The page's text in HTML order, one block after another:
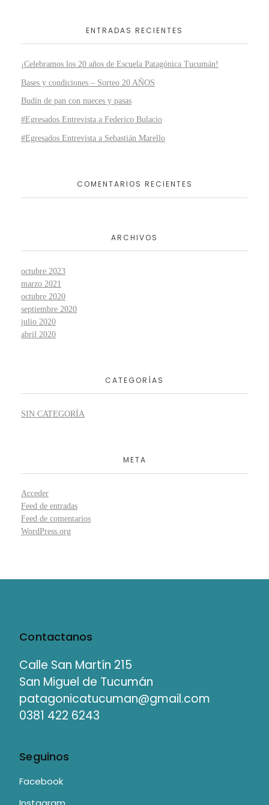
ENTRADAS RECIENTES
¡Celebramos los 20 años de Escuela Patagónica Tucumán!
Bases y condiciones – Sorteo 20 AÑOS
Budín de pan con nueces y pasas
#Egresados Entrevista a Federico Bulacio
#Egresados Entrevista a Sebastián Marello
COMENTARIOS RECIENTES
ARCHIVOS
octubre 2023
marzo 2021
octubre 2020
septiembre 2020
julio 2020
abril 2020
CATEGORÍAS
SIN CATEGORÍA
META
Acceder
Feed de entradas
Feed de comentarios
WordPress.org
Contactanos
Calle San Martín 215
San Miguel de Tucumán
patagonicatucuman@gmail.com
0381 422 6243
Seguinos
Facebook